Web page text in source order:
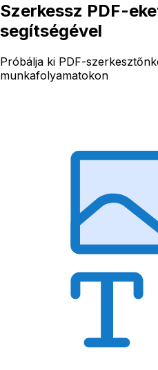
Szerkessz PDF-
segítségével
Próbálja ki PDF-
munkafolyamatokon